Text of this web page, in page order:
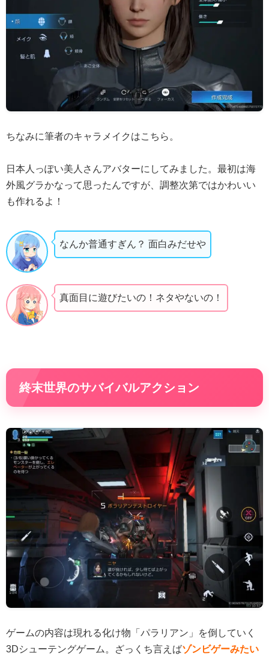
ちなみに筆者のキャラメイクはこちら。
日本人っぽい美人さんアバターにしてみました。最初は海
外風グラかなって思ったんですが、調整次第ではかわいい
も作れるよ！
なんか普通すぎん？ 面白みだせや
真面目に遊びたいの！ネタやないの！
終末世界のサバイバルアクション
ゲームの内容は現れる化け物「パラリアン」を倒していく
3Dシューテングゲーム。ざっくち言えばゾンビゲーみたい